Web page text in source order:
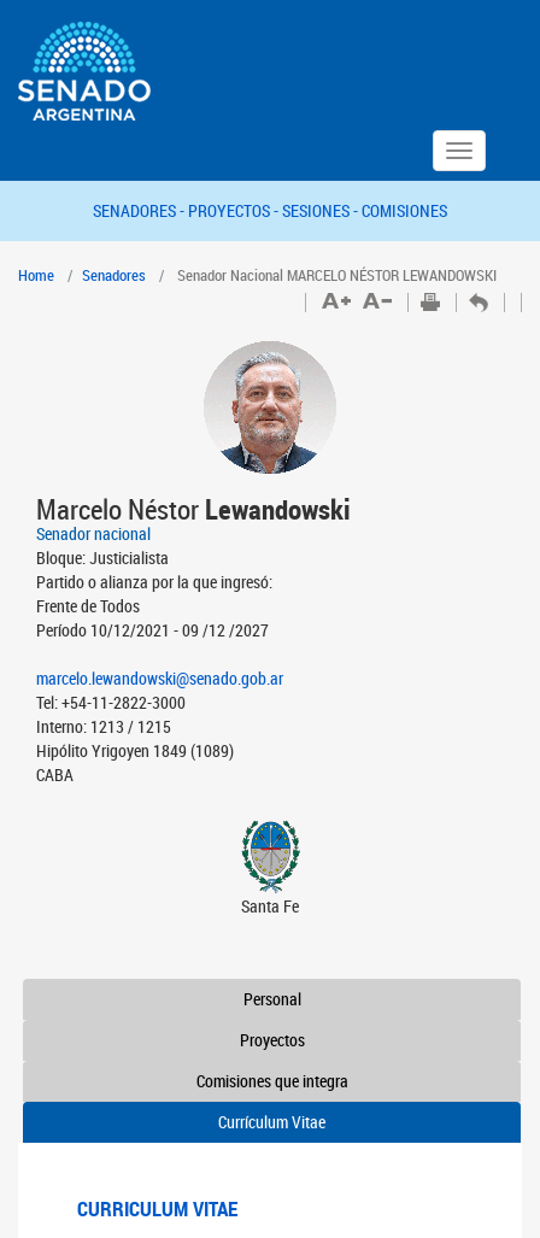
Toggle
navigation
SENADORES - PROYECTOS -SESIONES -COMISIONES
Home Senadores Senador Nacional MARCELO NÉSTOR LEWANDOWSKI
Marcelo NéstorLewandowski
Senador nacional
Bloque: Justicialista
Partido o alianza por la que ingresó:
Frente de Todos
Período 10/12/2021 - 09 /12 /2027
marcelo.lewandowski@senado.gob.ar
Tel: +54-11-2822-3000
Interno: 1213 / 1215
Hipólito Yrigoyen 1849 (1089)
CABA
Santa Fe
Personal
Proyectos
Comisiones que integra
Currículum Vitae
CURRICULUM VITAE